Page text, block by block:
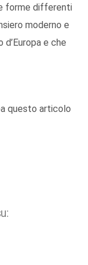
forme differenti
moderno e
e che
questo articolo